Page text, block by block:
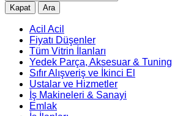
Kapat Ara
Acil Acil
Fiyatı Düşenler
Tüm Vitrin İlanları
Yedek Parça, Aksesuar & Tuning
Sıfır Alışveriş ve İkinci El
Ustalar ve Hizmetler
İş Makineleri & Sanayi
Emlak